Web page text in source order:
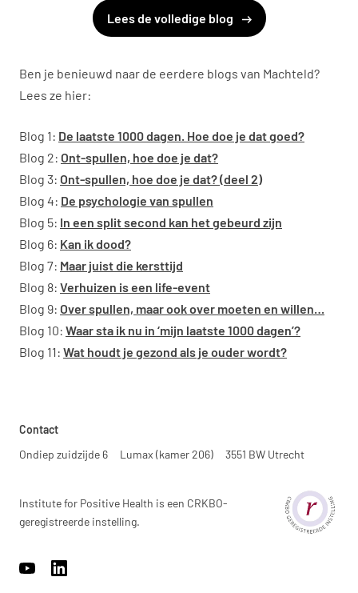
Lees de volledige blog
Ben je benieuwd naar de eerdere blogs van Machteld?
Lees ze hier:
Blog 1: De laatste 1000 dagen. Hoe doe je dat goed?
Blog 2: Ont-spullen, hoe doe je dat?
Blog 3: Ont-spullen, hoe doe je dat? (deel 2)
Blog 4: De psychologie van spullen
Blog 5: In een split second kan het gebeurd zijn
Blog 6: Kan ik dood?
Blog 7: Maar juist die kersttijd
Blog 8: Verhuizen is een life-event
Blog 9: Over spullen, maar ook over moeten en willen…
Blog 10: Waar sta ik nu in ‘mijn laatste 1000 dagen’?
Blog 11: Wat houdt je gezond als je ouder wordt?
Contact
Ondiep zuidzijde 6
Lumax (kamer 206) 3551 BW Utrecht
Institute for Positive Health is een CRKBO-
geregistreerde instelling.
https://www.youtube.com/channel/